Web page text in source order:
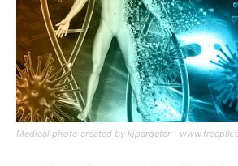
Medical photo created by kjpargeter -